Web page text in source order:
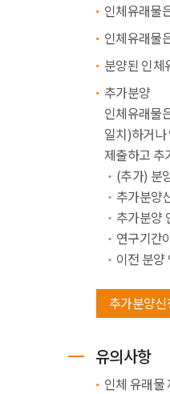
인체유래물
인체유래물
분양된 인체
추가분양
인체유래물
일치)하거
제출하고 추
(추가) 분
추가분양
추가분양
연구기간
이전 분양
추가분양
유의사항
인체 유래물